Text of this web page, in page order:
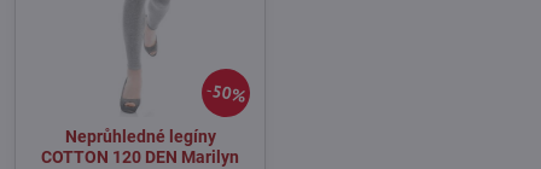
50%
Neprůhledné legíny
COTTON 120 DEN Marilyn